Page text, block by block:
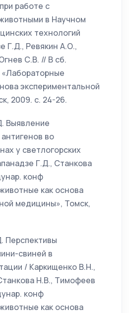
работе с
в Научном
технологий
Г.Д., Ревякин А.О.,
С.В. // В сб.
экспериментальной
2009. с. 24-26.
Выявление
во
у светлогорских
Г.Д., Станкова
конф
как основа
медицины», Томск,
Перспективы
свиней в
/ Каркищенко В.Н.,
Н.В., Тимофеев
конф
как основа